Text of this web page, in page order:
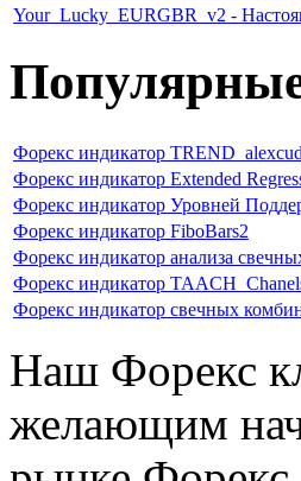
Your_Lucky_EURGBR_v2 -
Форекс индикатор TREND_alexcud
Форекс индикатор Extended
Форекс индикатор Уровней
Форекс индикатор FiboBars2
Форекс индикатор анализа
Форекс индикатор
Форекс индикатор свечных
Наш Форекс
желающим